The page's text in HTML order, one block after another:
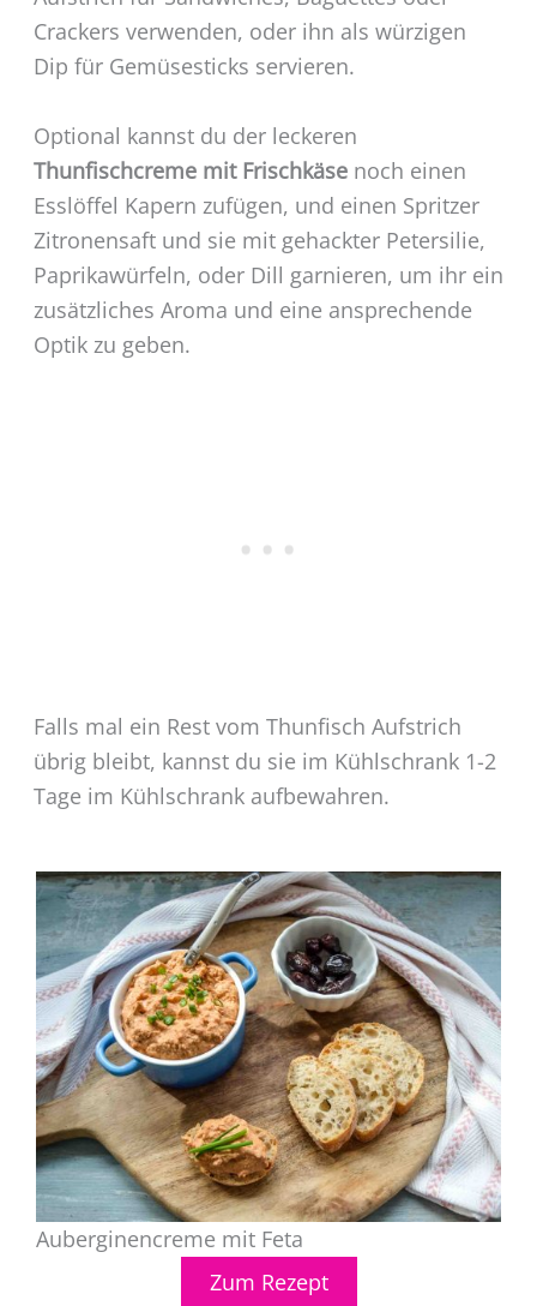
Crackers verwenden, oder ihn als würzigen
Dip für Gemüsesticks servieren.
Optional kannst du der leckeren
Thunfischcreme mit Frischkäsenoch einen
Esslöffel Kapern zufügen, und einen Spritzer
Zitronensaft und sie mit gehackter Petersilie,
Paprikawürfeln, oder Dill garnieren, um ihr ein
zusätzliches Aroma und eine ansprechende
Optik zu geben.
Falls mal ein Rest vom Thunfisch Aufstrich
übrig bleibt, kannst du sie im Kühlschrank 1-2
Tage im Kühlschrank aufbewahren.
Auberginencreme mit Feta
Zum Rezept